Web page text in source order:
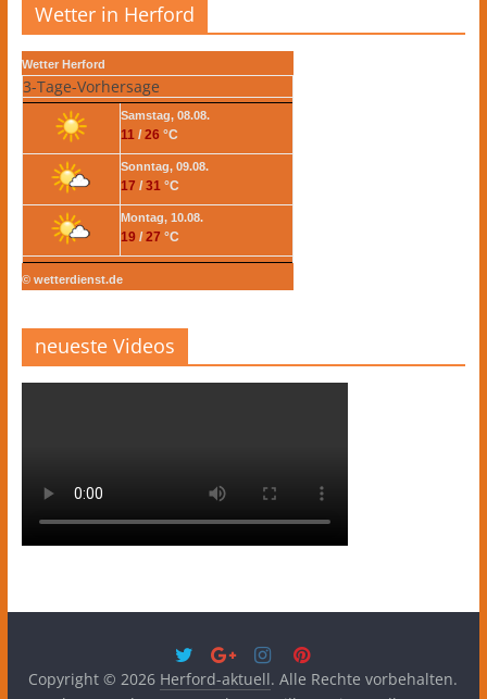
Wetter in Herford
Wetter Herford
3-Tage-Vorhersage
Samstag, 08.08.
11/ 26 °C
Sonntag, 09.08.
17 / 31°C
Montag, 10.08.
19/ 27 °C
© wetterdienst.de
neueste Videos
Copyright © 2026 Herford-aktuell. Alle Rechte vorbehalten.